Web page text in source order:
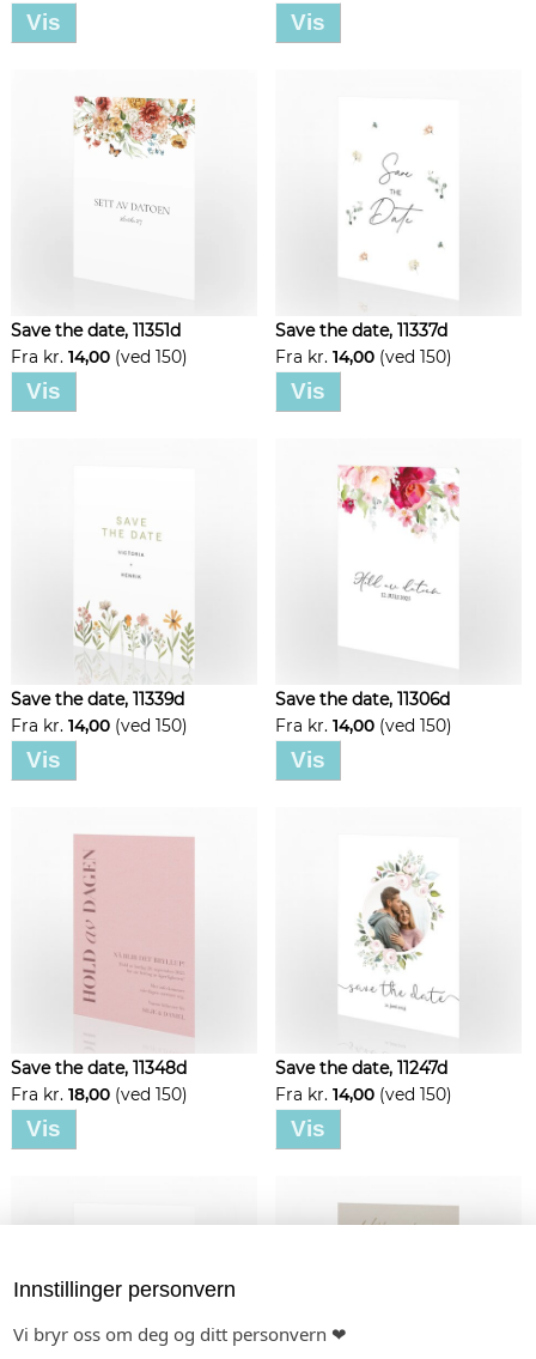
Vis Vis
Save the date, 11351d
Fra kr. 14,00 (ved 150)
Vis
Save the date, 11337d
Fra kr. 14,00 (ved 150)
Vis
Save the date, 11339d
Fra kr. 14,00 (ved 150)
Vis
Save the date, 11306d
Fra kr. 14,00 (ved 150)
Vis
Save the date, 11348d
Fra kr. 18,00 (ved 150)
Vis
Save the date, 11247d
Fra kr. 14,00 (ved 150)
Vis
Innstillinger personvern
Vi bryr oss om deg og ditt personvern ❤